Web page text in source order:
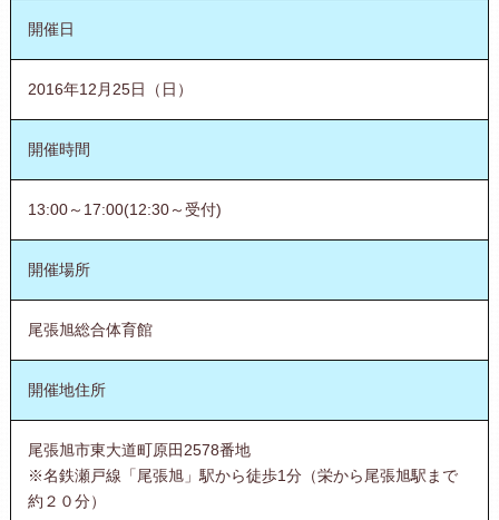
開催日
2016年12月25日（日）
開催時間
13:00～17:00(12:30～受付)
開催場所
尾張旭総合体育館
開催地住所
尾張旭市東大道町原田2578番地
※名鉄瀬戸線「尾張旭」駅から徒歩1分（栄から尾張旭駅まで
約２０分）